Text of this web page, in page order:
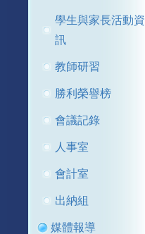
學生與家長活動資
訊
教師研習
勝利榮譽榜
會議記錄
人事室
會計室
出納組
媒體報導